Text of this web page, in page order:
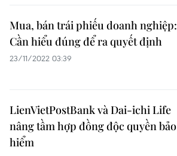
Mua, bán trái phiếu doanh nghiệp:
Cần hiểu đúng để ra quyết định
23/11/2022 03:39
LienVietPostBank và Dai-ichi Life
nâng tầm hợp đồng độc quyền bảo
hiểm